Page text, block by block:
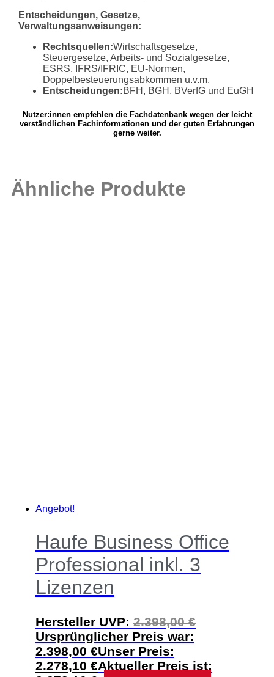
Entscheidungen, Gesetze,
Verwaltungsanweisungen:
Rechtsquellen:Wirtschaftsgesetze,
Steuergesetze, Arbeits- und Sozialgesetze,
ESRS, IFRS/IFRIC, EU-Normen,
Doppelbesteuerungsabkommen u.v.m.
Entscheidungen:BFH, BGH, BVerfG und EuGH
Nutzer:innen empfehlen die Fach­da­ten­bank wegen der leicht
verständ­li­chen Fach­in­for­ma­tionen und der guten Erfah­rungen
gerne weiter.
Ähnliche Produkte
Angebot!
Haufe Business Office
Professional inkl. 3
Lizenzen
Hersteller UVP: 2.398,00€
Ursprünglicher Preis war:
2.398,00 €Unser Preis:
2.278,10 €Aktueller Preis ist: